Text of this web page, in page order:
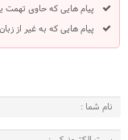
پیام هایی که حاوی تهمت
پیام هایی که به غیر از